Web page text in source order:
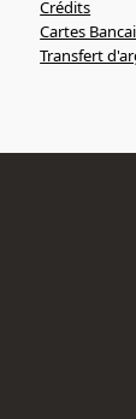
Crédits
Cartes
Transfert